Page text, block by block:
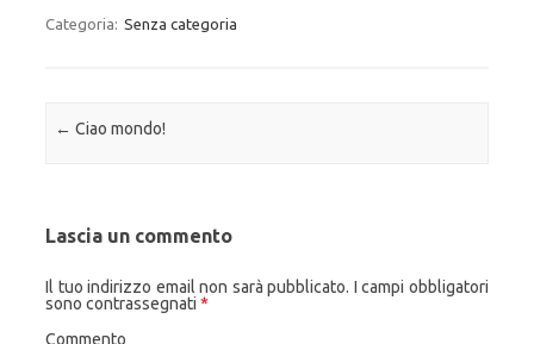
Categoria: Senza categoria
Navigazione articolo
← Ciao mondo!
Lascia un commento
Il tuo indirizzo email non sarà pubblicato. I campi obbligatori
sono contrassegnati *
Commento